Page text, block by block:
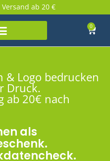
ab 20 €
0
& Logo bedrucken
Druck.
ab 20€ nach
als